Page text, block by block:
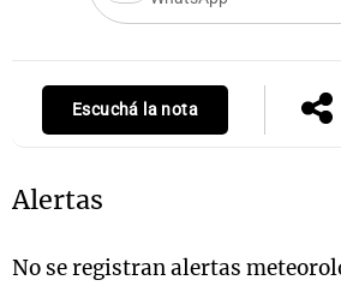
Escuchá la nota
Alertas
No se registran alertas